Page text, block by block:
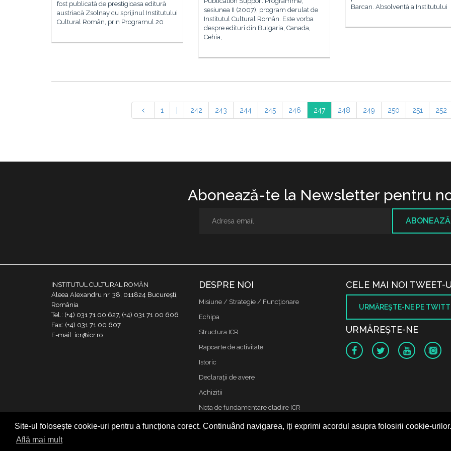
Site-ul folosește cookie-uri pentru a funcționa corect. Continuând navigarea, iți exprimi acordul asupra folosirii cookie-urilor.
Află mai mult
Barcan. Absolventă a Institutului
fost publicată de prestigioasa editură
austriacă Zsolnay cu sprijinul Institutului
Cultural Român, prin Programul 20
sesiunea II (2007), program derulat de
Institutul Cultural Român. Este vorba
despre edituri din Bulgaria, Canada,
Cehia,
1 242 243 244 245 246 247 248 249 250 251 252
Abonează-te la Newsletter pentru
INSTITUTUL CULTURAL ROMÂN
Aleea Alexandru nr. 38, 011824 București,
România
Tel.: (+4) 031 71 00 627, (+4) 031 71 00 606
Fax: (+4) 031 71 00 607
E-mail: icr@icr.ro
DESPRE NOI
Misiune / Strategie / Funcţionare
Echipa
Structura ICR
Rapoarte de activitate
Istoric
Declaraţii de avere
Achizitii
Nota de fundamentare cladire ICR
Contact
CELE MAI NOI TWEET-
URMĂREŞTE-NE PE
URMĂREŞTE-NE